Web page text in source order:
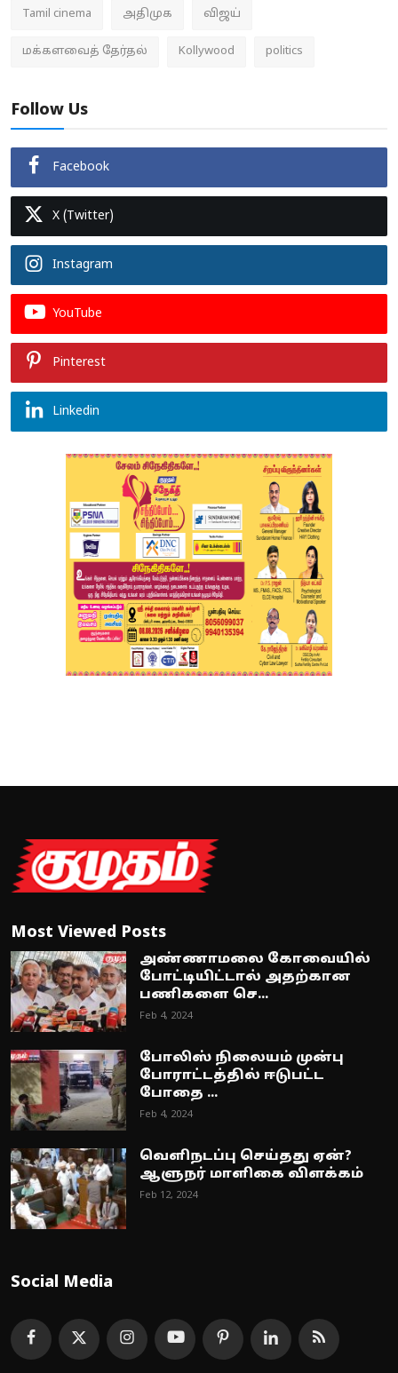
Tamil cinema அதிமுக விஜய்
மக்களவைத் தேர்தல் Kollywood politics
Follow Us
Facebook
X (Twitter)
Instagram
YouTube
Pinterest
Linkedin
Most Viewed Posts
அண்ணாமலை கோவையில்
போட்டியிட்டால் அதற்கான
பணிகளை செ...
Feb 4, 2024
போலிஸ் நிலையம் முன்பு
போராட்டத்தில் ஈடுபட்ட
போதை ...
Feb 4, 2024
வெளிநடப்பு செய்தது ஏன்?
ஆளுநர் மாளிகை விளக்கம்
Feb 12, 2024
Social Media